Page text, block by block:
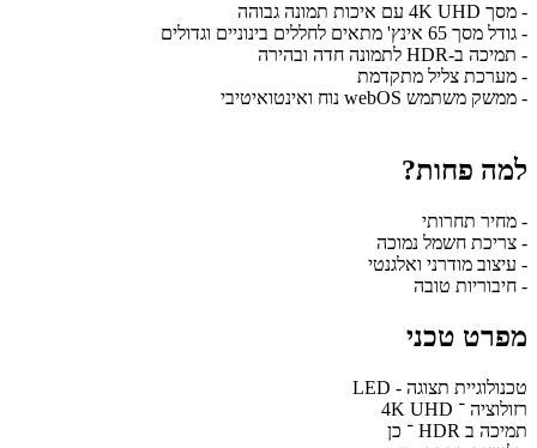
- מסך 4K UHD עם איכות תמונה גבוהה
- גודל מסך 65 אינץ' מתאים לחללים בינוניים וגדולים
- תמיכה ב-HDR לתמונה חדה ובהירה
- מערכת צליל מתקדמת
- ממשק משתמש webOS נוח ואינטואיטיבי
למה פחות?
- מחיר תחרותי
- צריכת חשמל נמוכה
- עיצוב מודרני ואלגנטי
- חיבוריות טובה
מפרט טכני
טכנולוגיית תצוגה - LED
רזולוציה ־ 4K UHD
תמיכה ב HDR ־ כן